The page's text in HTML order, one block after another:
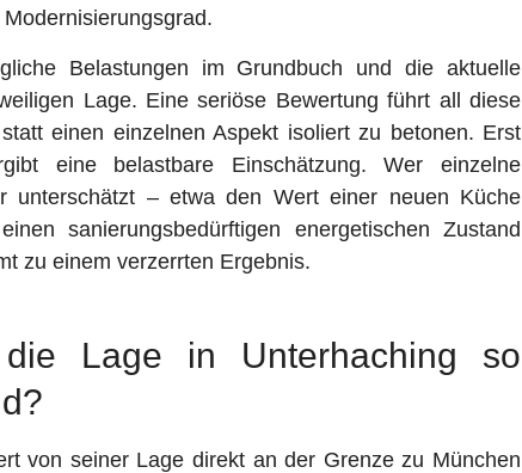
Belastungen im Grundbuch und die aktuelle
Lage. Eine seriöse Bewertung führt all diese
einen einzelnen Aspekt isoliert zu betonen. Erst
eine belastbare Einschätzung. Wer einzelne
unterschätzt – etwa den Wert einer neuen Küche
sanierungsbedürftigen energetischen Zustand
zu einem verzerrten Ergebnis.
Lage in Unterhaching so
von seiner Lage direkt an der Grenze zu München